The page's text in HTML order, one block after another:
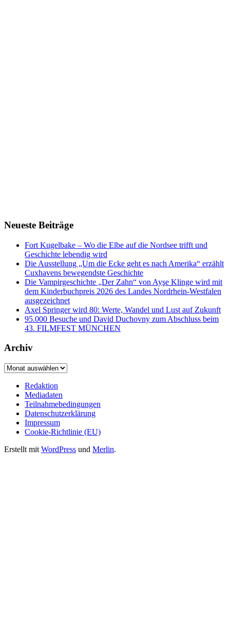
Neueste Beiträge
Fort Kugelbake – Wo die Elbe auf die Nordsee trifft und
Geschichte lebendig wird
Die Ausstellung „Um die Ecke geht es nach Amerika“ erzählt
Cuxhavens bewegendste Geschichte
Die Vampirgeschichte „Der Zahn“ von Ayşe Klinge wird mit
dem Kinderbuchpreis 2026 des Landes Nordrhein-Westfalen
ausgezeichnet
Axel Springer wird 80: Werte, Wandel und Lust auf Zukunft
95.000 Besuche und David Duchovny zum Abschluss beim
43. FILMFEST MÜNCHEN
Archiv
Archiv
Redaktion
Mediadaten
Teilnahmebedingungen
Datenschutzerklärung
Impressum
Cookie-Richtlinie (EU)
Erstellt mit WordPress und Merlin.